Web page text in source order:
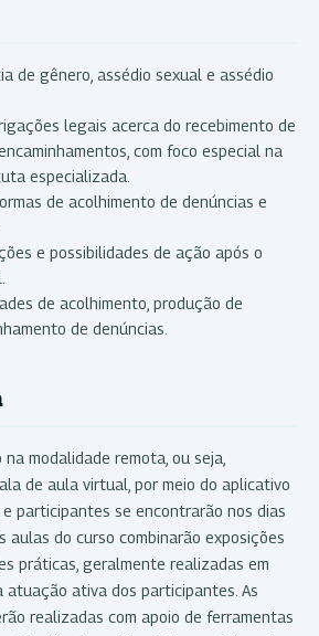
de gênero, assédio sexual e assédio
legais acerca do recebimento de
com foco especial na
especializada.
de acolhimento de denúncias e
e possibilidades de ação após o
de acolhimento, produção de
de denúncias.
modalidade remota, ou seja,
de aula virtual, por meio do aplicativo
participantes se encontrarão nos dias
aulas do curso combinarão exposições
práticas, geralmente realizadas em
atuação ativa dos participantes. As
realizadas com apoio de ferramentas